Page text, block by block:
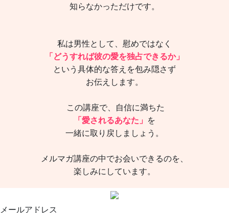
知らなかっただけです。
私は男性として、慰めではなく
「どうすれば彼の愛を独占できるか」
という具体的な答えを包み隠さず
お伝えします。
この講座で、自信に満ちた
「愛されるあなた」
を
一緒に取り戻しましょう。
メルマガ講座の中でお会いできるのを、
楽しみにしています。
メールアドレス